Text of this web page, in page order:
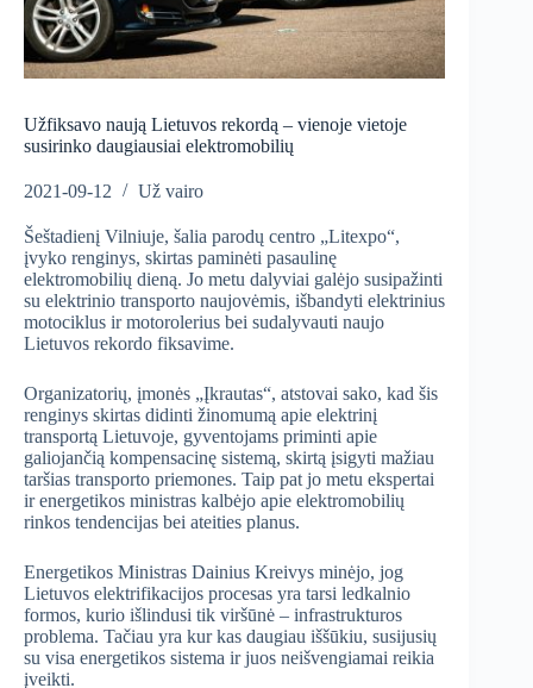
Užfiksavo naują Lietuvos rekordą – vienoje vietoje
susirinko daugiausiai elektromobilių
2021-09-12 Už vairo
Šeštadienį Vilniuje, šalia parodų centro „Litexpo“,
įvyko renginys, skirtas paminėti pasaulinę
elektromobilių dieną. Jo metu dalyviai galėjo susipažinti
su elektrinio transporto naujovėmis, išbandyti elektrinius
motociklus ir motorolerius bei sudalyvauti naujo
Lietuvos rekordo fiksavime.
Organizatorių, įmonės „Įkrautas“, atstovai sako, kad šis
renginys skirtas didinti žinomumą apie elektrinį
transportą Lietuvoje, gyventojams priminti apie
galiojančią kompensacinę sistemą, skirtą įsigyti mažiau
taršias transporto priemones. Taip pat jo metu ekspertai
ir energetikos ministras kalbėjo apie elektromobilių
rinkos tendencijas bei ateities planus.
Energetikos Ministras Dainius Kreivys minėjo, jog
Lietuvos elektrifikacijos procesas yra tarsi ledkalnio
formos, kurio išlindusi tik viršūnė – infrastrukturos
problema. Tačiau yra kur kas daugiau iššūkiu, susijusių
su visa energetikos sistema ir juos neišvengiamai reikia
įveikti.